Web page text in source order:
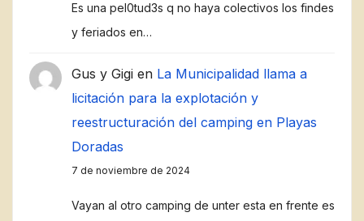
Es una pel0tud3s q no haya colectivos los findes
y feriados en…
Gus y Gigi en La Municipalidad llama a
licitación para la explotación y
reestructuración del camping en Playas
Doradas
7 de noviembre de 2024
Vayan al otro camping de unter esta en frente es